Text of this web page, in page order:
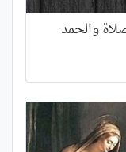
القرآن- الفاتحة ج1 الصلاة والحمد